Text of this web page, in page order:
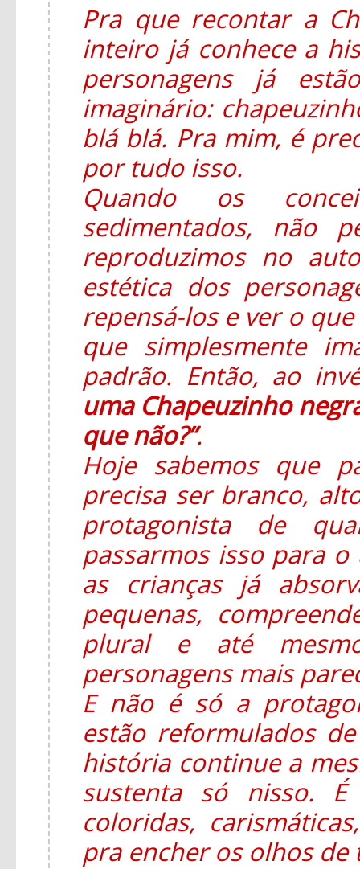
Pra que recontar a
inteiro já conhece a
personagens já
imaginário:
blá blá. Pra mim, é
por tudo isso.
Quando os
sedimentados, não
reproduzimos no
estética dos
repensá-los e ver o
que simplesmente
padrão. Então, ao
uma Chapeuzinho
que não?”.
Hoje sabemos que
precisa ser branco,
protagonista de
passarmos isso para
as crianças já
pequenas,
plural e até
personagens mais
E não é só a
estão reformulados
história continue a
sustenta só nisso. É
coloridas,
pra encher os olhos